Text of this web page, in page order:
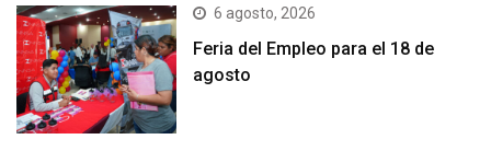
6 agosto, 2026
Feria del Empleo para el 18 de
agosto